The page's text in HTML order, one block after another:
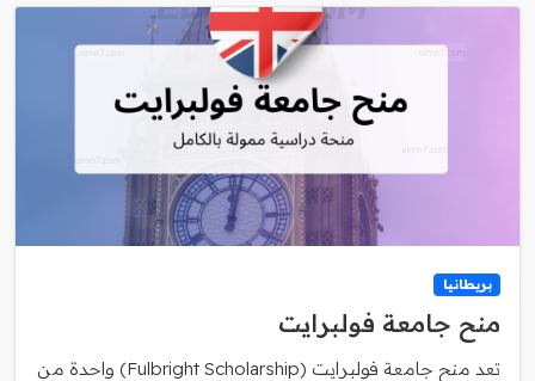
بريطانيا
منح جامعة فولبرايت
تعد منح جامعة فولبرايت (Fulbright Scholarship) واحدة من